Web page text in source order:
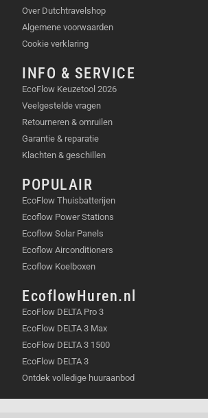
Over Dutchtravelshop
Algemene voorwaarden
Cookie verklaring
INFO & SERVICE
EcoFlow Keuzetool 2026
Veelgestelde vragen
Retourneren & omruilen
Garantie & reparatie
Klachten & geschillen
POPULAIR
EcoFlow Thuisbatterijen
Ecoflow Power Stations
Ecoflow Solar Panels
Ecoflow Airconditioners
Ecoflow Koelboxen
EcoflowHuren.nl
EcoFlow DELTA Pro 3
EcoFlow DELTA 3 Max
EcoFlow DELTA 3 1500
EcoFlow DELTA 3
Ontdek volledige huuraanbod